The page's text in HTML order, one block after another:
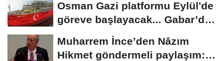
Osman Gazi platformu Eylül'de
göreve başlayacak... Gabar’da
Muharrem İnce’den Nâzım
Hikmet göndermeli paylaşım: